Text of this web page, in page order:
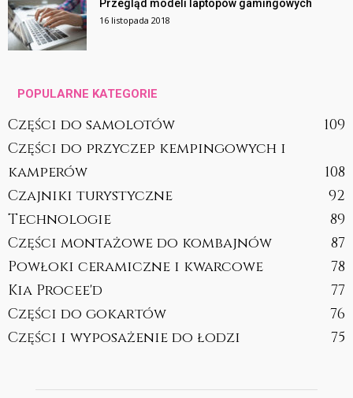
Przegląd modeli laptopów gamingowych
16 listopada 2018
POPULARNE KATEGORIE
Części do samolotów
109
Części do przyczep kempingowych i
kamperów
108
Czajniki turystyczne
92
Technologie
89
Części montażowe do kombajnów
87
Powłoki ceramiczne i kwarcowe
78
Kia Procee'd
77
Części do gokartów
76
Części i wyposażenie do łodzi
75